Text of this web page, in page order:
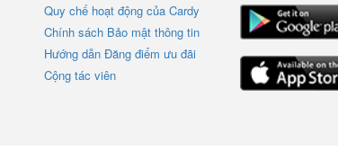
Quy chế hoạt động của Cardy
Chính sách Bảo mật thông tin
Hướng dẫn Đăng điểm ưu đãi
Cộng tác viên